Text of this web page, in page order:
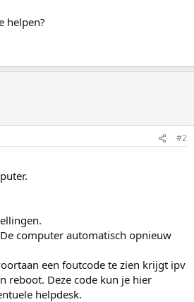
helpen?
#2
computer automatisch opnieuw
een foutcode te zien krijgt ipv
reboot. Deze code kun je hier
helpdesk.